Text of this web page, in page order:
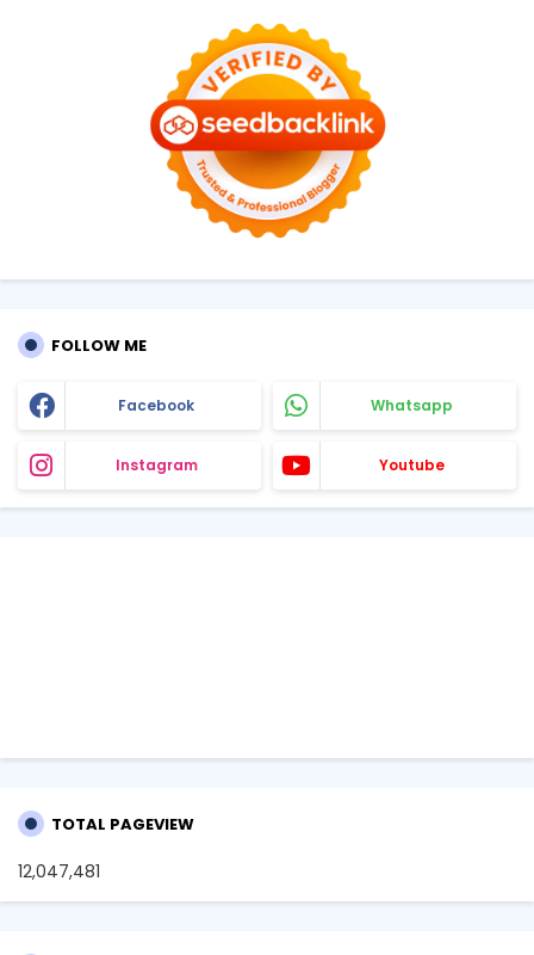
FOLLOW ME
Facebook Whatsapp
Instagram Youtube
TOTAL PAGEVIEW
12,047,481